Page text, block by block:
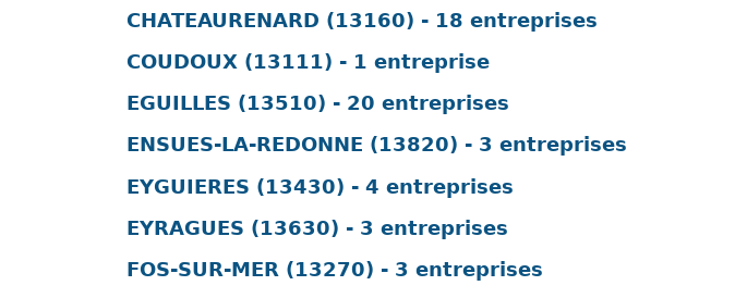
CHATEAURENARD (13160) - 18 entreprises
COUDOUX (13111) - 1 entreprise
EGUILLES (13510) - 20 entreprises
ENSUES-LA-REDONNE (13820) - 3 entreprises
EYGUIERES (13430) - 4 entreprises
EYRAGUES (13630) - 3 entreprises
FOS-SUR-MER (13270) - 3 entreprises